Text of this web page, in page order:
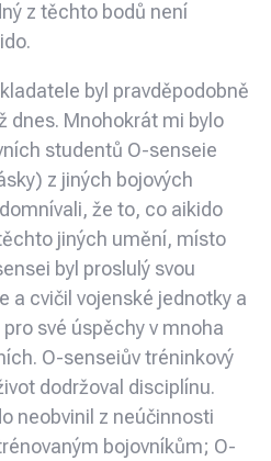
z těchto bodů není
byl pravděpodobně
dnes. Mnohokrát mi bylo
studentů O-senseie
z jiných bojových
že to, co aikido
jiných umění, místo
byl proslulý svou
a cvičil vojenské jednotky a
své úspěchy v mnoha
O-senseiův tréninkový
dodržoval disciplínu.
neobvinil z neúčinnosti
bojovníkům; O-